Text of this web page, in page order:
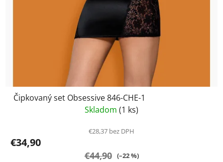
Čipkovaný set Obsessive 846-CHE-1
Skladom (1 ks)
€28,37 bez DPH
€34,90
€44,90 (–22 %)